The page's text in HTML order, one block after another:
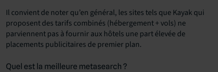
Il convient de noter qu’en général, les sites tels que Kayak qui
proposent des tarifs combinés (hébergement + vols) ne
parviennent pas à fournir aux hôtels une part élevée de
placements publicitaires de premier plan.
Quel est la meilleure metasearch ?